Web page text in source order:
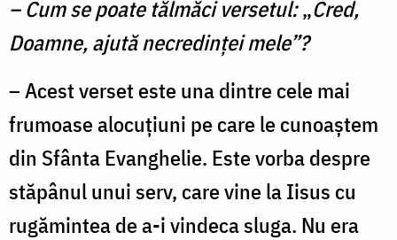
Nechifor
– Cum se poate tălmăci versetul:„Cred,
Doamne, ajută necredinței mele”?
– Acest verset este una dintre cele mai
frumoase alocuțiuni pe care le cunoaștem
din Sfânta Evanghelie. Este vorba despre
stăpânul unui serv, care vine la Iisus cu
rugămintea de a-i vindeca sluga. Nu era